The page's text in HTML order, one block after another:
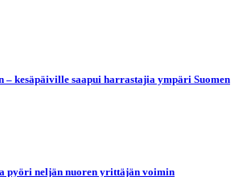
– kesäpäiville saapui harrastajia ympäri Suomen
pyöri neljän nuoren yrittäjän voimin